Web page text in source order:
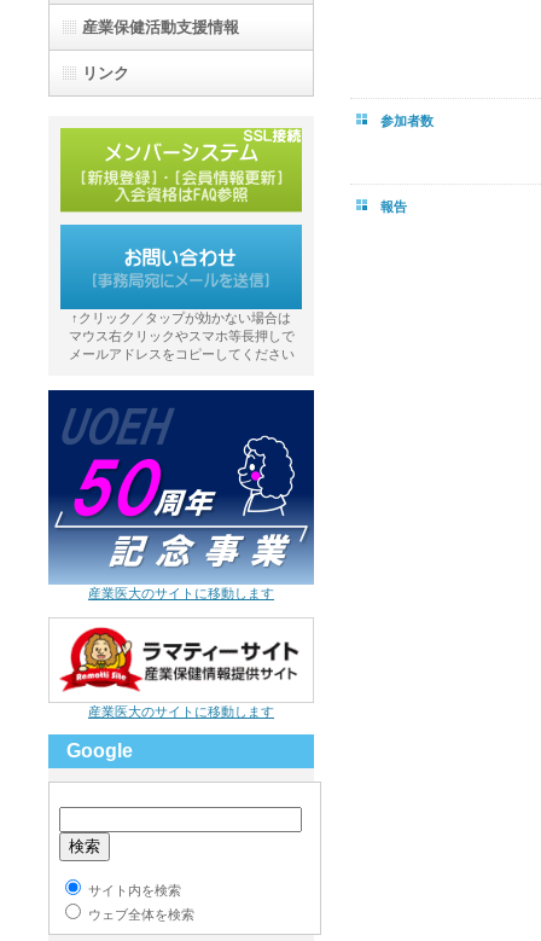
参加者数
報告
産業保健活動支援情報
リンク
↑クリック／タップが効かない場合は
マウス右クリックやスマホ等長押しで
メールアドレスをコピーしてください
産業医大のサイトに移動します
産業医大のサイトに移動します
Google
サイト内を検索
ウェブ全体を検索